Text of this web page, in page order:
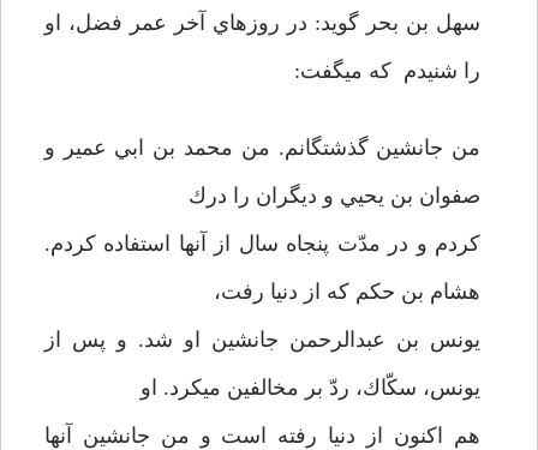
سهل بن بحر گويد: در روزهاي آخر عمر فضل، او
را شنيدم كه مي­گفت:
من جانشين گذشتگانم. من محمد بن ابي عمير و
صفوان بن يحيي و ديگران را درك
كردم و در مدّت پنجاه سال از آنها استفاده كردم.
هشام بن حكم كه از دنيا رفت،‌
يونس بن عبدالرحمن جانشين او شد. و پس از
يونس، سكّاك، ردّ بر مخالفين مي­كرد. او
هم اكنون از دنيا رفته است و من جانشين آنها